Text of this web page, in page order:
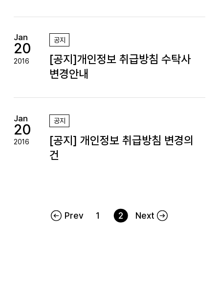
Jan
20
2016
공지
[공지]개인정보 취급방침 수탁사
변경안내
Jan
20
2016
공지
[공지] 개인정보 취급방침 변경의
건
Prev 1 2 Next